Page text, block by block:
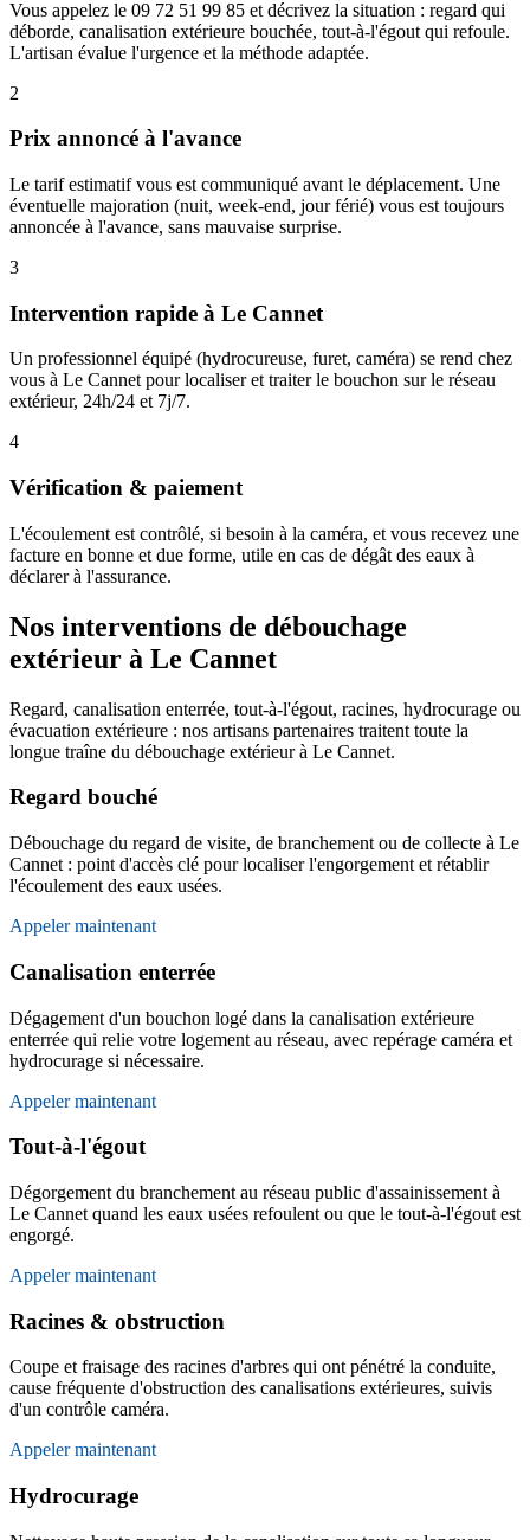
Vous appelez le 09 72 51 99 85 et décrivez la situation : regard qui
déborde, canalisation extérieure bouchée, tout-à-l'égout qui refoule.
L'artisan évalue l'urgence et la méthode adaptée.
2
Prix annoncé à l'avance
Le tarif estimatif vous est communiqué avant le déplacement. Une
éventuelle majoration (nuit, week-end, jour férié) vous est toujours
annoncée à l'avance, sans mauvaise surprise.
3
Intervention rapide à Le Cannet
Un professionnel équipé (hydrocureuse, furet, caméra) se rend chez
vous à Le Cannet pour localiser et traiter le bouchon sur le réseau
extérieur, 24h/24 et 7j/7.
4
Vérification & paiement
L'écoulement est contrôlé, si besoin à la caméra, et vous recevez une
facture en bonne et due forme, utile en cas de dégât des eaux à
déclarer à l'assurance.
Nos interventions de débouchage
extérieur à Le Cannet
Regard, canalisation enterrée, tout-à-l'égout, racines, hydrocurage ou
évacuation extérieure : nos artisans partenaires traitent toute la
longue traîne du débouchage extérieur à Le Cannet.
Regard bouché
Débouchage du regard de visite, de branchement ou de collecte à Le
Cannet : point d'accès clé pour localiser l'engorgement et rétablir
l'écoulement des eaux usées.
Appeler maintenant
Canalisation enterrée
Dégagement d'un bouchon logé dans la canalisation extérieure
enterrée qui relie votre logement au réseau, avec repérage caméra et
hydrocurage si nécessaire.
Appeler maintenant
Tout-à-l'égout
Dégorgement du branchement au réseau public d'assainissement à
Le Cannet quand les eaux usées refoulent ou que le tout-à-l'égout est
engorgé.
Appeler maintenant
Racines & obstruction
Coupe et fraisage des racines d'arbres qui ont pénétré la conduite,
cause fréquente d'obstruction des canalisations extérieures, suivis
d'un contrôle caméra.
Appeler maintenant
Hydrocurage